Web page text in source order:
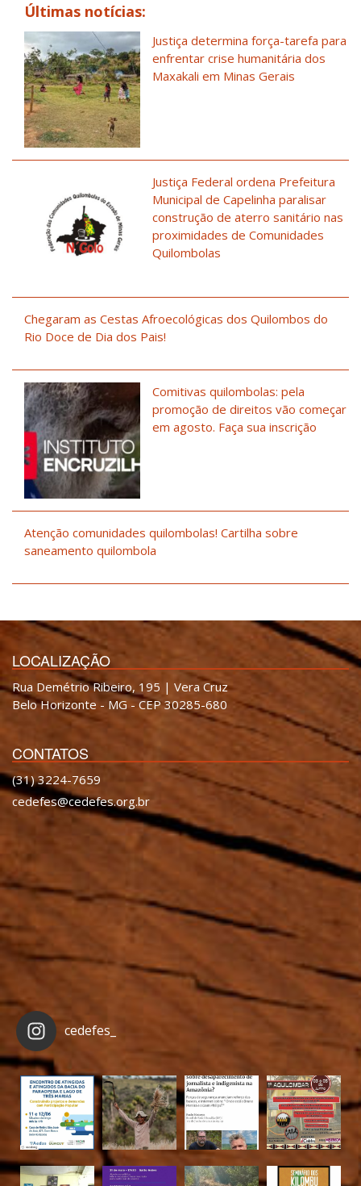
Últimas notícias:
Justiça determina força-tarefa para
enfrentar crise humanitária dos
Maxakali em Minas Gerais
Justiça Federal ordena Prefeitura
Municipal de Capelinha paralisar
construção de aterro sanitário nas
proximidades de Comunidades
Quilombolas
Chegaram as Cestas Afroecológicas dos Quilombos do
Rio Doce de Dia dos Pais!
Comitivas quilombolas: pela
promoção de direitos vão começar
em agosto. Faça sua inscrição
Atenção comunidades quilombolas! Cartilha sobre
saneamento quilombola
LOCALIZAÇÃO
Rua Demétrio Ribeiro, 195 | Vera Cruz
Belo Horizonte - MG - CEP 30285-680
CONTATOS
(31) 3224-7659
cedefes@cedefes.org.br
cedefes_